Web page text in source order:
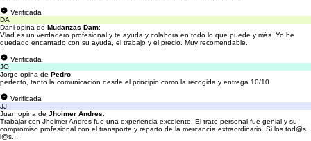
Verificada
DA
Dani opina de Mudanzas Dam:
Vlad es un verdadero profesional y te ayuda y colabora en todo lo que puede y más. Yo he
quedado encantado con su ayuda, el trabajo y el precio. Muy recomendable.
Verificada
JO
Jorge opina de Pedro:
perfecto, tanto la comunicacion desde el principio como la recogida y entrega 10/10
Verificada
JJ
Juan opina de Jhoimer Andres:
Trabajar con Jhoimer Andres fue una experiencia excelente. El trato personal fue genial y su
compromiso profesional con el transporte y reparto de la mercancía extraordinario. Si los tod@s
l@s...